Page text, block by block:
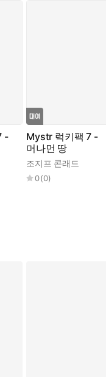
비치 푸시킨,오스카 와
-
Mystr 럭키팩 7 -
머나먼 땅
조지프 콘래드
0(0)